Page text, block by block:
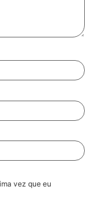
vez que eu